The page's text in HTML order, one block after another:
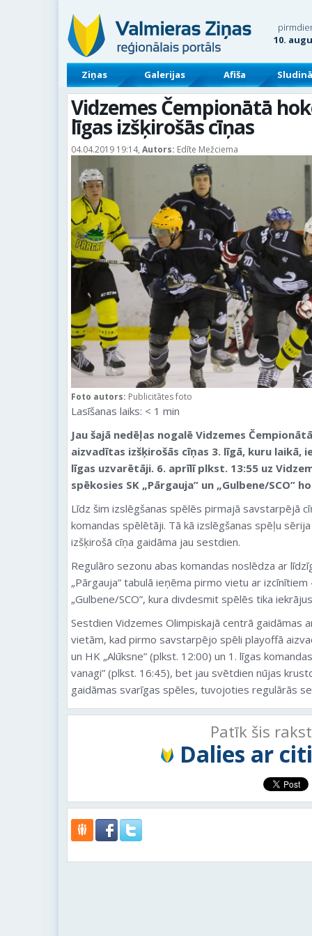
10.
Ziņas Galerijas Afiša
Vidzemes Čempionātā
līgas izšķirošās cīņas
04.04.2019 19:14, Autors: Edīte Mežciema
Foto autors: Publicitātes foto
Lasīšanas laiks: < 1 min
Jau šajā nedēļas nogalē Vidzemes
aizvadītas izšķirošās cīņas 3. līgā, kuru laikā,
līgas uzvarētāji. 6. aprīlī plkst. 13:55 uz
spēkosies SK „Pārgauja” un „Gulbene/SCO”
Līdz šim izslēgšanas spēlēs pirmajā savstarpējā
komandas spēlētāji. Tā kā izslēgšanas spēļu
izšķirošā cīņa gaidāma jau sestdien.
Regulāro sezonu abas komandas noslēdza ar
„Pārgauja” tabulā ieņēma pirmo vietu ar
„Gulbene/SCO”, kura divdesmit spēlēs tika
Sestdien Vidzemes Olimpiskajā centrā gaidāmas
vietām, kad pirmo savstarpējo spēli playoffā
un HK „Alūksne” (plkst. 12:00) un 1. līgas
vanagi” (plkst. 16:45), bet jau svētdien nūjas
gaidāmas svarīgas spēles, tuvojoties regulārās
Patīk šis
Dalies ar